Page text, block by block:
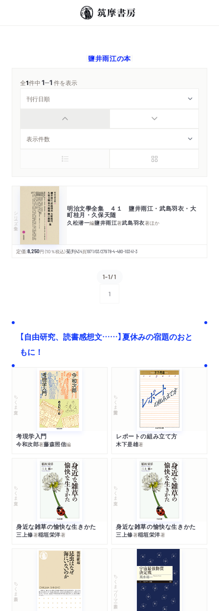
鹽井雨江の本
全1件中1─1件を表示
シリーズ・全集 明治文學全集 ４１ 鹽井雨江・武島羽衣・大
町桂月・久保天随
久松潜一編鹽井雨江著武島羽衣著ほか
定価:8,250円 （10％税込）菊判434頁1971/03/27978-4-480-10341-3
1-1/1
1
【自由研究、読書感想文……】夏休みの宿題のおと
もに！
ちくま文庫
考現学入門
今和次郎著藤森照信編
ちくま学芸文庫
レポートの組み立て方
木下是雄著
ちくま文庫
身近な雑草の愉快な生きかた
三上修著稲垣栄洋著
ちくま文庫
身近な雑草の愉快な生きかた
三上修著稲垣栄洋著
ちくま新書 ちくまプリマー新書